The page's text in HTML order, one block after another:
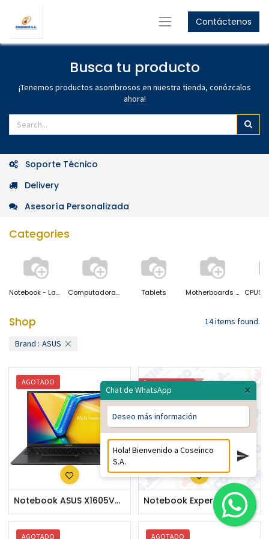
Contáctenos
Busca tu producto
¡Tenemos productos asombrosos en nuestra tienda, conózcalos
ahora!
Soporte Técnico
Delivery
Asesoría Personalizada
Categories
Notebook - Laptop Computadoras Desktop Tablets Motherboards ( Placas Base)
Shop 14 items found.
Brand : ASUS
Notebook ASUS X1605VA-MB1235, 16.0" WUXGA IPS, Core i7-13620H de hasta 4.9GHz, 16GB DDR4 / 90NB10N3-M01KS0
AGOTADO ÚLTIMO STOCK
AGOTADO AGOTADO
GET
Women's Collection
Shop Now
GET15%OFF
Men's Collection
Chat de WhatsApp ×
Deseo más información